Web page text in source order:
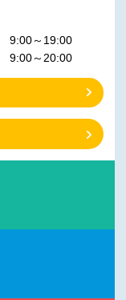
9:00～19:00
9:00～20:00